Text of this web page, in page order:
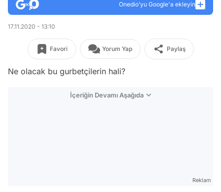
Onedio’yu Google'a ekleyin
17.11.2020 - 13:10
Favori Yorum Yap Paylaş
Ne olacak bu gurbetçilerin hali?
İçeriğin Devamı Aşağıda
Reklam